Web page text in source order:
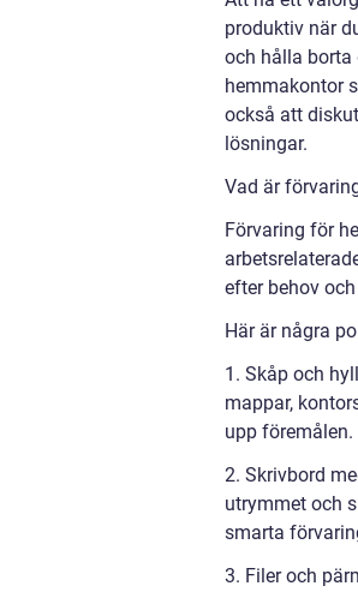
produktiv när
och hålla borta
hemmakontor
också att
lösningar.
Vad är
Förvaring för
efter behov
Här är några
1. Skåp och
mappar,
upp föremålen.
2. Skrivbord
utrymmet och
smarta
3. Filer och